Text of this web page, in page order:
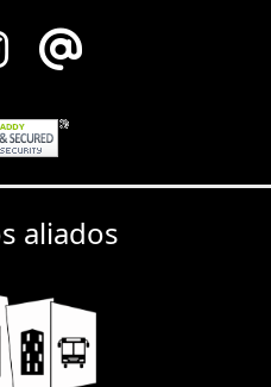
aliados